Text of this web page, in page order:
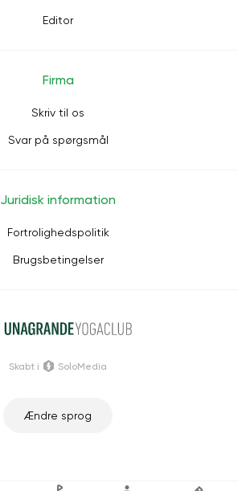
Editor
Firma
Skriv til os
Svar på spørgsmål
Juridisk information
Fortrolighedspolitik
Brugsbetingelser
Ændre sprog
Skabt i SoloMedia